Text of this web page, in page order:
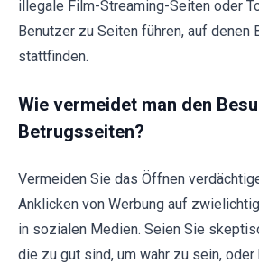
illegale Film-Streaming-Seiten oder
Benutzer zu Seiten führen, auf denen
stattfinden.
Wie vermeidet man den
Betrugsseiten?
Vermeiden Sie das Öffnen
Anklicken von Werbung auf
in sozialen Medien. Seien Sie
die zu gut sind, um wahr zu sein,